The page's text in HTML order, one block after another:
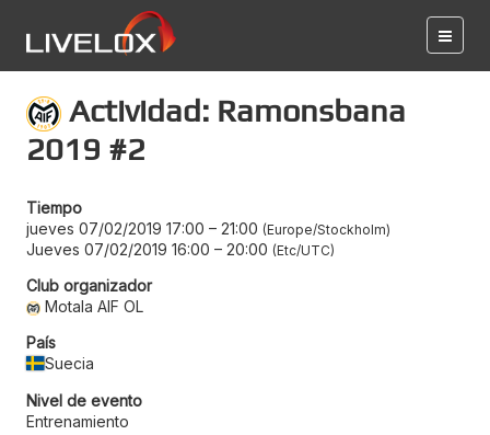
Actividad: Ramonsbana
2019 #2
Tiempo
jueves 07/02/2019 17:00 – 21:00 Europe/Stockholm
Jueves 07/02/2019 16:00 – 20:00 Etc/UTC
Club organizador
Motala AIF OL
País
Suecia
Nivel de evento
Entrenamiento